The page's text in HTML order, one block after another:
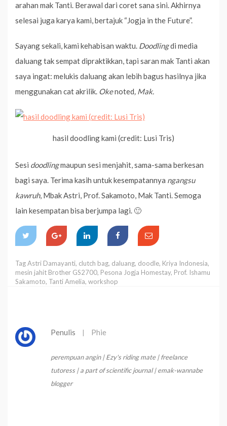
arahan mak Tanti. Berawal dari coret sana sini. Akhirnya
selesai juga karya kami, bertajuk “Jogja in the Future”.
Sayang sekali, kami kehabisan waktu. Doodlingdi media
daluang tak sempat dipraktikkan, tapi saran mak Tanti akan
saya ingat: melukis daluang akan lebih bagus hasilnya jika
menggunakan cat akrilik. Okenoted, Mak.
hasil doodling kami (credit: Lusi Tris)
Sesi doodlingmaupun sesi menjahit, sama-sama berkesan
bagi saya. Terima kasih untuk kesempatannya ngangsu
kawruh, Mbak Astri, Prof. Sakamoto, Mak Tanti. Semoga
lain kesempatan bisa berjumpa lagi. 🙂
TagAstri Damayanti, clutch bag, daluang, doodle, Kriya Indonesia,
mesin jahit Brother GS2700, Pesona Jogja Homestay, Prof. Ishamu
Sakamoto, Tanti Amelia, workshop
Penulis | Phie
perempuan angin | Ezy's riding mate | freelance
tutoress | a part of scientific journal | emak-wannabe
blogger